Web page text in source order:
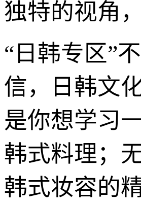
独特的视角
“日韩专区”
信，日韩文
是你想学习
韩式料理；
韩式妆容的